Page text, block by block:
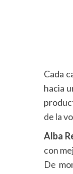
Cada
hacia
de la
Alba
con
De